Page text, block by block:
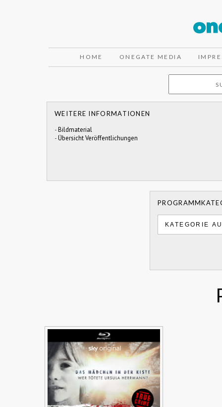
HOME ONEGATE MEDIA
WEITERE INFORMATIONEN
-Bildmaterial
-Übersicht Veröffentlichungen